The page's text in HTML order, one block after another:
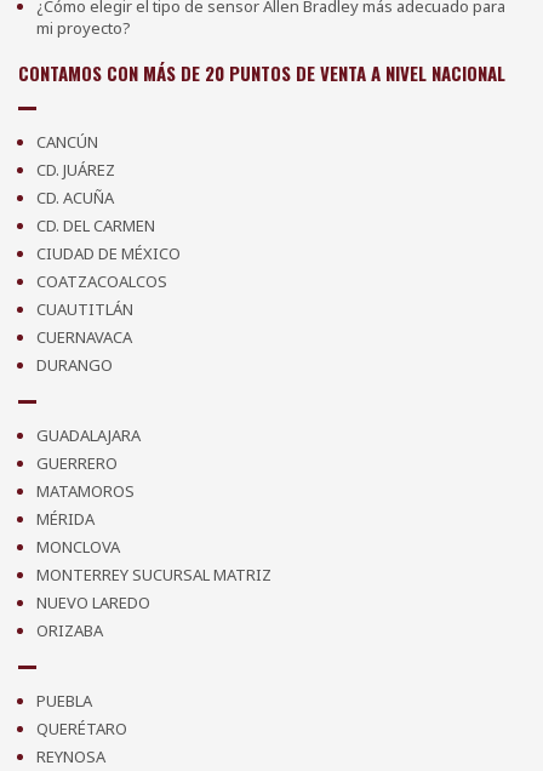
¿Cómo elegir el tipo de sensor Allen Bradley más adecuado para
mi proyecto?
CONTAMOS CON MÁS DE 20 PUNTOS DE VENTA A NIVEL NACIONAL
CANCÚN
CD. JUÁREZ
CD. ACUÑA
CD. DEL CARMEN
CIUDAD DE MÉXICO
COATZACOALCOS
CUAUTITLÁN
CUERNAVACA
DURANGO
GUADALAJARA
GUERRERO
MATAMOROS
MÉRIDA
MONCLOVA
MONTERREY SUCURSAL MATRIZ
NUEVO LAREDO
ORIZABA
PUEBLA
QUERÉTARO
REYNOSA